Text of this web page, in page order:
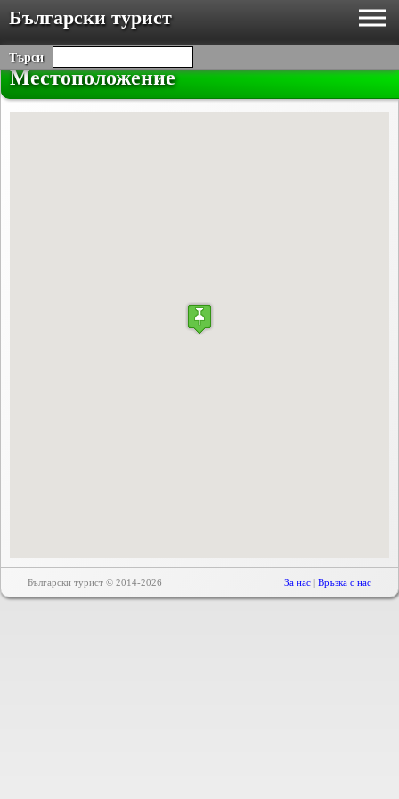
Български турист
Търси
Местоположение
Български турист © 2014-2026 За нас | Връзка с нас